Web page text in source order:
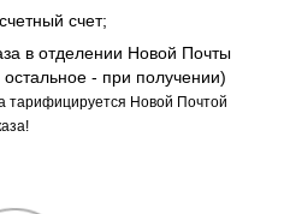
счет;
в отделении Новой Почты
- при получении)
тарифицируется Новой Почтой